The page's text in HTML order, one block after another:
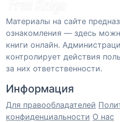
Материалы на сайте
ознакомления — здесь
книги онлайн.
контролирует действия
за них ответственности.
Информация
Для правообладателей
конфиденциальности О нас